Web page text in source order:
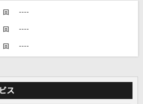
に会員登録・ログインして
友達と一緒に！練習にも！
回 ----
回 ----
回 ----
ス